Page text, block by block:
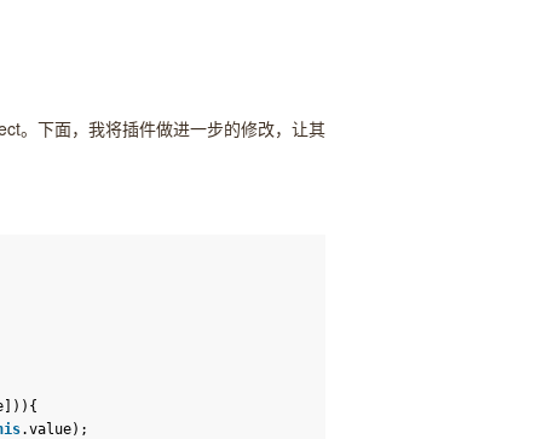
。下面，我将插件做进一步的修改，让其
.value);